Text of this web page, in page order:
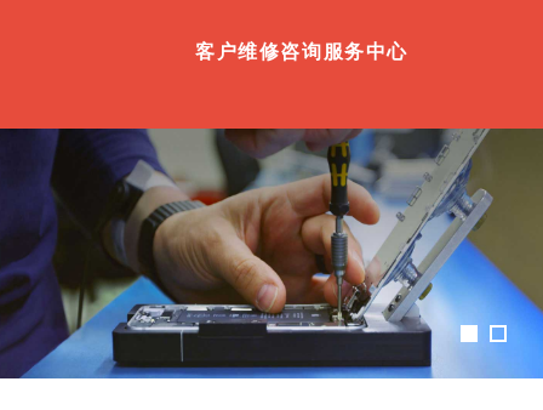
客户维修咨询服务中心